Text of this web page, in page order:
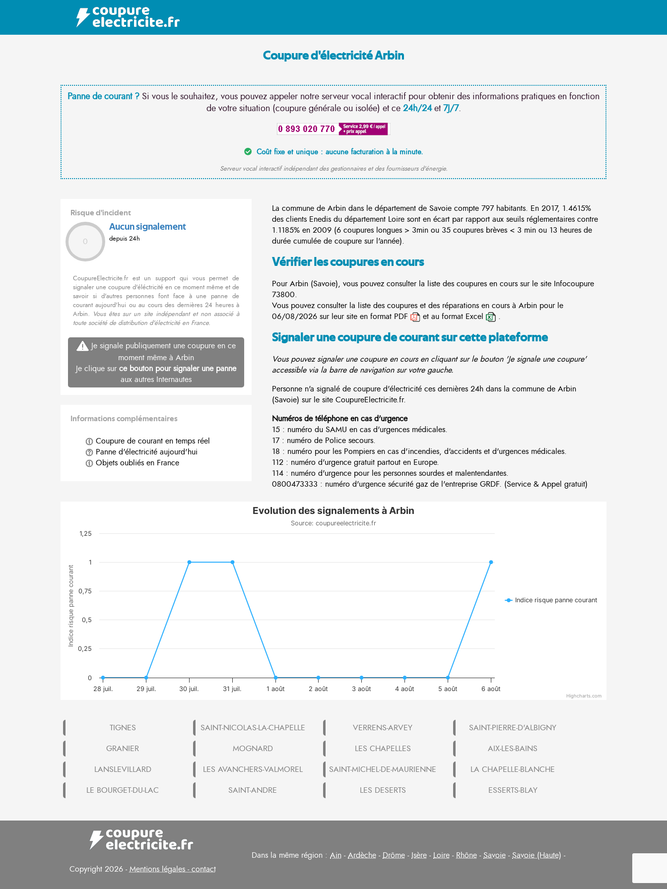
Coupure d'électricité Arbin
Panne de courant ? Si vous le souhaitez, vous pouvez appeler notre serveur vocal interactif pour obtenir des informations pratiques en fonction
de votre situation (coupure générale ou isolée) et ce 24h/24et7J/7.
Coût fixe et unique : aucune facturation à la minute.
Serveur vocal interactif indépendant des gestionnaires et des fournisseurs d'énergie.
Risque d'incident
0
Aucun signalement
depuis 24h
CoupureElectricite.fr est un support qui vous permet de
signaler une coupure d'éléctricité en ce moment même et de
savoir si d'autres personnes font face à une panne de
courant aujourd'hui ou au cours des dernières 24 heures à
Arbin. Vous êtes sur un site indépendant et non associé à
toute société de distribution d'électricité en France.
Je signale publiquement une coupure en ce
moment même à Arbin
Je clique sur ce bouton pour signaler une panne
aux autres Internautes
Informations complémentaires
Coupure de courant en temps réel
Panne d'électricité aujourd'hui
Objets oubliés en France
La commune de Arbin dans le département de Savoie compte 797 habitants. En 2017, 1.4615%
des clients Enedis du département Loire sont en écart par rapport aux seuils réglementaires contre
1.1185% en 2009 (6 coupures longues > 3min ou 35 coupures brèves < 3 min ou 13 heures de
durée cumulée de coupure sur l'année).
Vérifier les coupures en cours
Pour Arbin (Savoie), vous pouvez consulter la liste des coupures en cours sur le site Infocoupure
73800.
Vous pouvez consulter la liste des coupures et des réparations en cours à Arbin pour le
06/08/2026 sur leur site en format PDF
et au format Excel .
Signaler une coupure de courant sur cette plateforme
Vous pouvez signaler une coupure en cours en cliquant sur le bouton 'Je signale une coupure'
accessible via la barre de navigation sur votre gauche.
Personne n'a signalé de coupure d'électricité ces dernières 24h dans la commune de Arbin
(Savoie) sur le site CoupureElectricite.fr.
Numéros de téléphone en cas d'urgence
15 : numéro du SAMU en cas d'urgences médicales.
17 : numéro de Police secours.
18 : numéro pour les Pompiers en cas d'incendies, d'accidents et d'urgences médicales.
112 : numéro d'urgence gratuit partout en Europe.
114 : numéro d'urgence pour les personnes sourdes et malentendantes.
0800473333 : numéro d'urgence sécurité gaz de l'entreprise GRDF. (Service & Appel gratuit)
Indice risque panne courant
Evolution des signalements à Arbin
Source: coupureelectricite.fr
Indice risque panne courant
28 juil. 29 juil. 30 juil. 31 juil. 1 août 2 août 3 août 4 août 5 août 6 août
0
0,25
0,5
0,75
1
1,25
Highcharts.com
TIGNES SAINT-NICOLAS-LA-CHAPELLE VERRENS-ARVEY
SAINT-PIERRE-D'ALBIGNY
GRANIER
MOGNARD LES CHAPELLES
AIX-LES-BAINS
LANSLEVILLARD
LES AVANCHERS-VALMOREL SAINT-MICHEL-DE-MAURIENNE
LA CHAPELLE-BLANCHE
LE BOURGET-DU-LAC
SAINT-ANDRE LES DESERTS ESSERTS-BLAY
Copyright 2026 -Mentions légales - contact
Dans la même région : Ain -Ardèche -Drôme -Isère -Loire -Rhône -Savoie -Savoie (Haute) -